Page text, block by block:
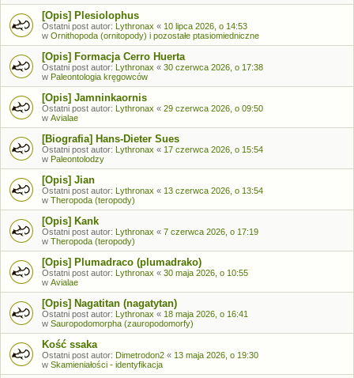
[Opis] Plesiolophus
Ostatni post autor: Lythronax « 10 lipca 2026, o 14:53
w Ornithopoda (ornitopody) i pozostałe ptasiomiedniczne
[Opis] Formacja Cerro Huerta
Ostatni post autor: Lythronax « 30 czerwca 2026, o 17:38
w Paleontologia kręgowców
[Opis] Jamninkaornis
Ostatni post autor: Lythronax « 29 czerwca 2026, o 09:50
w Avialae
[Biografia] Hans-Dieter Sues
Ostatni post autor: Lythronax « 17 czerwca 2026, o 15:54
w Paleontolodzy
[Opis] Jian
Ostatni post autor: Lythronax « 13 czerwca 2026, o 13:54
w Theropoda (teropody)
[Opis] Kank
Ostatni post autor: Lythronax « 7 czerwca 2026, o 17:19
w Theropoda (teropody)
[Opis] Plumadraco (plumadrako)
Ostatni post autor: Lythronax « 30 maja 2026, o 10:55
w Avialae
[Opis] Nagatitan (nagatytan)
Ostatni post autor: Lythronax « 18 maja 2026, o 16:41
w Sauropodomorpha (zauropodomorfy)
Kość ssaka
Ostatni post autor: Dimetrodon2 « 13 maja 2026, o 19:30
w Skamieniałości - identyfikacja